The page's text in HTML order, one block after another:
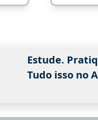
Estude.
Tudo isso no